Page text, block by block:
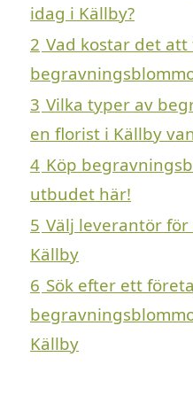
idag i Källby?
2 Vad kostar det att
3 Vilka typer av
en florist i Källby
4 Köp
utbudet här!
5 Välj leverantör
Källby
6 Sök efter ett
Källby